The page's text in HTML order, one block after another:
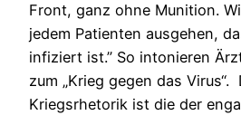
Front, ganz ohne Munition.
jedem Patienten ausgehen,
infiziert ist.” So intonieren
zum „Krieg gegen das Virus“.
Kriegsrhetorik ist die der